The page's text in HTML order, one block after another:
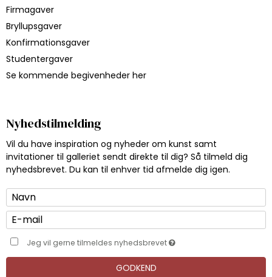
Firmagaver
Bryllupsgaver
Konfirmationsgaver
Studentergaver
Se kommende begivenheder her
Nyhedstilmelding
Vil du have inspiration og nyheder om kunst samt
invitationer til galleriet sendt direkte til dig? Så tilmeld dig
nyhedsbrevet. Du kan til enhver tid afmelde dig igen.
Jeg vil gerne tilmeldes nyhedsbrevet
GODKEND